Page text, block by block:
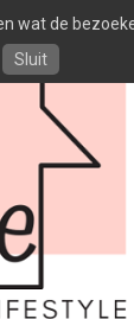
de
Sluit